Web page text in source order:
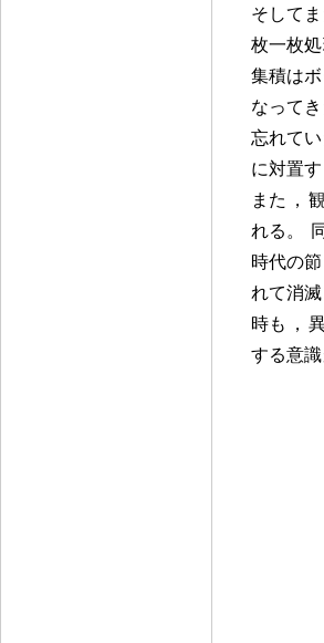
そして
枚一枚
集積は
なって
忘れて
に対置
また ，
れる 。
時代の
れて消
時も ，
する意